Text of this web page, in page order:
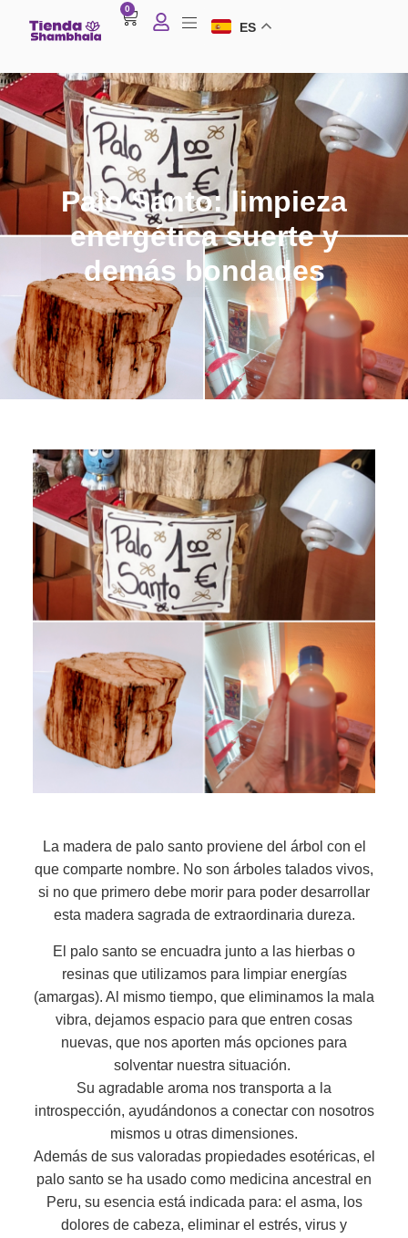
0
ES
Palo Santo: limpieza
energética suerte y
demás bondades
La madera de palo santo proviene del árbol con el
que comparte nombre. No son árboles talados vivos,
si no que primero debe morir para poder desarrollar
esta madera sagrada de extraordinaria dureza.
El palo santo se encuadra junto a las hierbas o
resinas que utilizamos para limpiar energías
(amargas). Al mismo tiempo, que eliminamos la mala
vibra, dejamos espacio para que entren cosas
nuevas, que nos aporten más opciones para
solventar nuestra situación.
Su agradable aroma nos transporta a la
introspección, ayudándonos a conectar con nosotros
mismos u otras dimensiones.
Además de sus valoradas propiedades esotéricas, el
palo santo se ha usado como medicina ancestral en
Peru, su esencia está indicada para: el asma, los
dolores de cabeza, eliminar el estrés, virus y